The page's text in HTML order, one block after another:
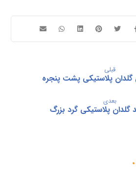
قبلی
گلدان پلاستیکی پشت پنجره
بعدی
پلاستیکی گرد بزرگ